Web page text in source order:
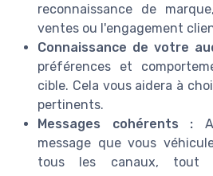
reconnaissance de
ventes ou l'engagement
Connaissance de votre
préférences et
cible. Cela vous aidera à
pertinents.
Messages cohérents :
message que vous
tous les canaux, tout